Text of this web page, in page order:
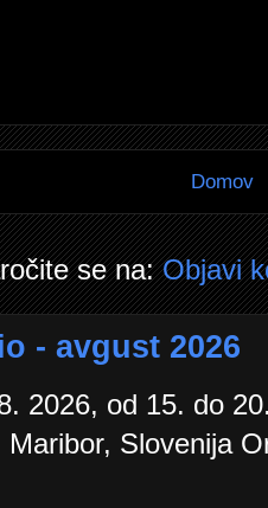
Domov
se na:Objavi
- avgust 2026
2026, od 15. do
Slovenija